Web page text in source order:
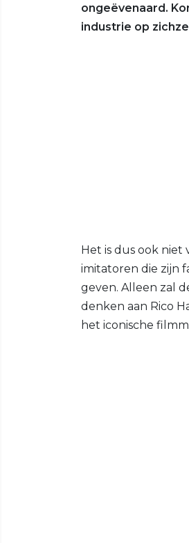
ongeëvenaard.
industrie op
Het is dus ook
imitatoren die zijn
geven. Alleen zal
denken aan Rico
het iconische